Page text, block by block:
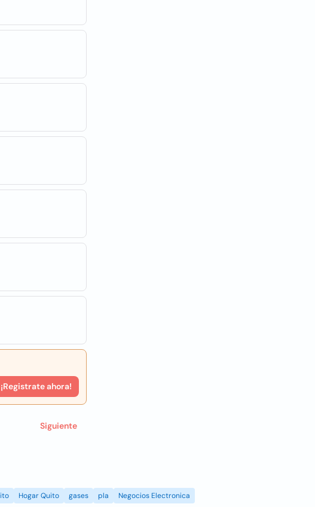
¡Registrate ahora!
Siguiente
Hogar Quito gases pla Negocios Electronica